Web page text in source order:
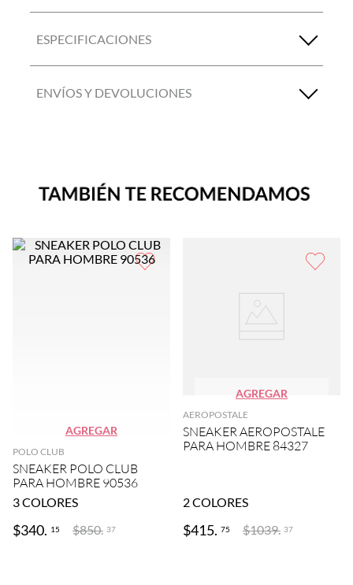
ESPECIFICACIONES
ENVÍOS Y DEVOLUCIONES
AGREGAR
POLO CLUB
SNEAKER POLO CLUB
PARA HOMBRE 90536
3COLORES
$340. 15 $850. 37
AGREGAR
AEROPOSTALE
SNEAKER AEROPOSTALE
PARA HOMBRE 84327
2COLORES
$415. 75 $1039. 37